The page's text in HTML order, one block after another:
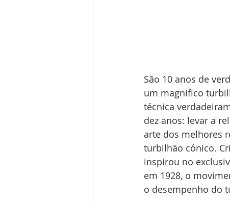
São 10 anos de
um magnifico
técnica
dez anos: levar a
arte dos melhores
turbilhão cónico.
inspirou no
em 1928, o
o desempenho do